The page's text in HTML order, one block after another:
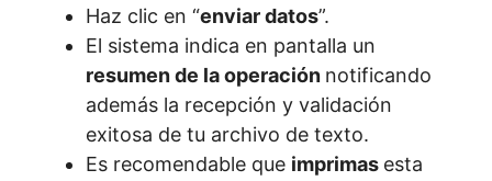
Haz clic en “enviar datos”.
El sistema indica en pantalla un
resumen de la operación notificando
además la recepción y validación
exitosa de tu archivo de texto.
Es recomendable que imprimas esta